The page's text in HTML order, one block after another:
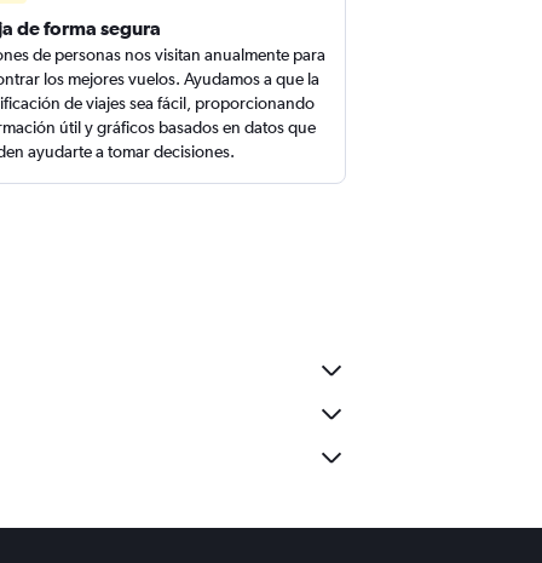
de forma segura
de personas nos visitan anualmente para
los mejores vuelos. Ayudamos a que la
de viajes sea fácil, proporcionando
útil y gráficos basados en datos que
ayudarte a tomar decisiones.